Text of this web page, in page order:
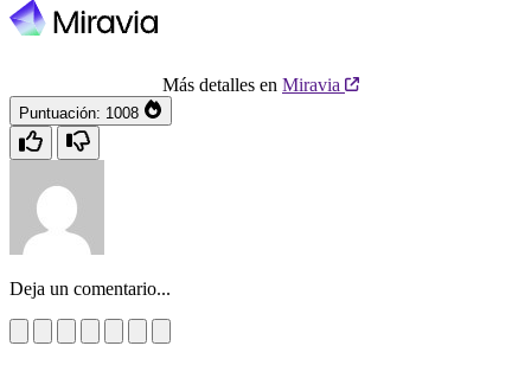
Más detalles en Miravia
Puntuación: 1008
Deja un comentario...